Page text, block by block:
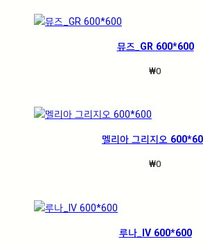
뮤즈_GR 600*600
₩0
멜리아 그리지오
₩0
루나_IV 600*600